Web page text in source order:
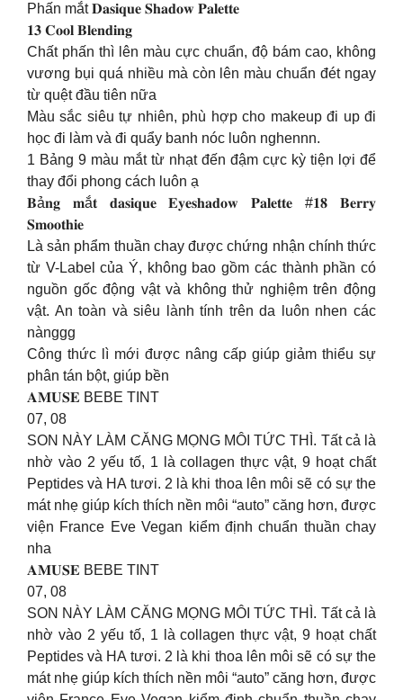
Phấn mắt 𝐃𝐚𝐬𝐢𝐪𝐮𝐞 𝐒𝐡𝐚𝐝𝐨𝐰 𝐏𝐚𝐥𝐞𝐭𝐭𝐞
𝟏𝟑 𝐂𝐨𝐨𝐥 𝐁𝐥𝐞𝐧𝐝𝐢𝐧𝐠
Chất phấn thì lên màu cực chuẩn, độ bám cao, không
vương bụi quá nhiều mà còn lên màu chuẩn đét ngay
từ quệt đầu tiên nữa
Màu sắc siêu tự nhiên, phù hợp cho makeup đi up đi
học đi làm và đi quẩy banh nóc luôn nghennn.
1 Bảng 9 màu mắt từ nhạt đến đậm cực kỳ tiện lợi để
thay đổi phong cách luôn ạ
𝐁ả𝐧𝐠 𝐦ắ𝐭 𝐝𝐚𝐬𝐢𝐪𝐮𝐞 𝐄𝐲𝐞𝐬𝐡𝐚𝐝𝐨𝐰 𝐏𝐚𝐥𝐞𝐭𝐭𝐞 #𝟏𝟖 𝐁𝐞𝐫𝐫𝐲
𝐒𝐦𝐨𝐨𝐭𝐡𝐢𝐞
Là sản phẩm thuần chay được chứng nhận chính thức
từ V-Label của Ý, không bao gồm các thành phần có
nguồn gốc động vật và không thử nghiệm trên động
vật. An toàn và siêu lành tính trên da luôn nhen các
nànggg
Công thức lì mới được nâng cấp giúp giảm thiểu sự
phân tán bột, giúp bền
𝐀𝐌𝐔𝐒𝐄 BEBE TINT
07, 08
SON NÀY LÀM CĂNG MỌNG MÔI TỨC THÌ. Tất cả là
nhờ vào 2 yếu tố, 1 là collagen thực vật, 9 hoạt chất
Peptides và HA tươi. 2 là khi thoa lên môi sẽ có sự the
mát nhẹ giúp kích thích nền môi “auto” căng hơn, được
viện France Eve Vegan kiểm định chuẩn thuần chay
nha
𝐀𝐌𝐔𝐒𝐄 BEBE TINT
07, 08
SON NÀY LÀM CĂNG MỌNG MÔI TỨC THÌ. Tất cả là
nhờ vào 2 yếu tố, 1 là collagen thực vật, 9 hoạt chất
Peptides và HA tươi. 2 là khi thoa lên môi sẽ có sự the
mát nhẹ giúp kích thích nền môi “auto” căng hơn, được